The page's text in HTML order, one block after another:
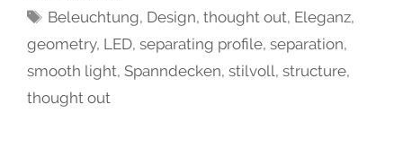
Beleuchtung, Design,thought out, Eleganz,
geometry, LED, separating profile, separation,
smooth light, Spanndecken, stilvoll, structure,
thought out